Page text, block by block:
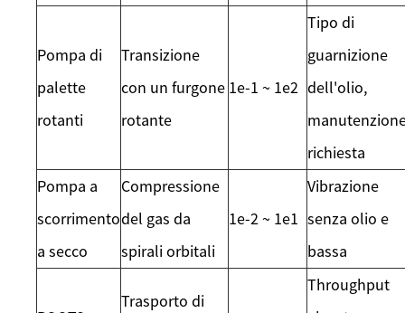
Pompa di
palette
rotanti
Transizione
con un furgone
rotante
1e-1 ~ 1e2
Tipo di
guarnizione
dell'olio,
richiesta
Pompa a
scorrimento
a secco
Compressione
del gas da
spirali orbitali
1e-2 ~ 1e1
Vibrazione
senza olio e
bassa
Trasporto di
Throughput